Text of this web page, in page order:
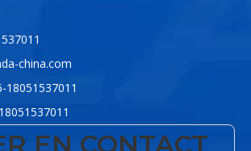
china.com
18051537011
EN CONTACT